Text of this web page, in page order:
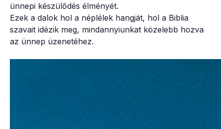
ünnepi készülődés élményét.
Ezek a dalok hol a néplélek hangját, hol a Biblia
szavait idézik meg, mindannyiunkat közelebb hozva
az ünnep üzenetéhez.